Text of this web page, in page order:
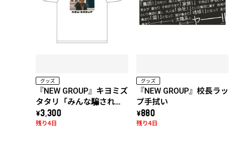
グッズ
『NEW GROUP』キヨミズ
タタリ「みんな騙されち
ゃダメだ！」Tシャツ
\3,300
残り4日
グッズ
『NEW GROUP』校長ラッ
プ手拭い
\880
残り4日